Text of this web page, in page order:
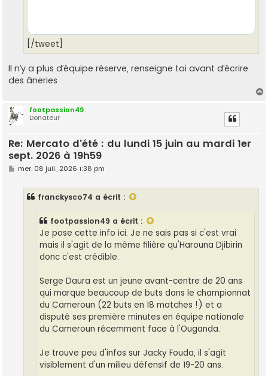
[/tweet]
Il n’y a plus d’équipe réserve, renseigne toi avant d’écrire
des âneries
footpassion49
Donateur
Re: Mercato d'été : du lundi 15 juin au mardi 1er
sept. 2026 à 19h59
M
mer. 08 juil., 2026 1:38 pm
franckysco74 a écrit :
footpassion49 a écrit :
Je pose cette info ici. Je ne sais pas si c'est vrai
mais il s'agit de la même filière qu'Harouna Djibirin
donc c'est crédible.
Serge Daura est un jeune avant-centre de 20 ans
qui marque beaucoup de buts dans le championnat
du Cameroun (22 buts en 18 matches !) et a
disputé ses première minutes en équipe nationale
du Cameroun récemment face à l'Ouganda.
Je trouve peu d'infos sur Jacky Fouda, il s'agit
visiblement d'un milieu défensif de 19-20 ans.